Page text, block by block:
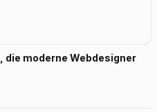
die moderne Webdesigner